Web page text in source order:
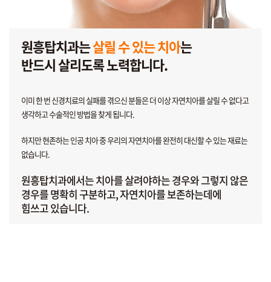
원흥탑치과는살릴 수 있는 치아는
반드시 살리도록 노력합니다.
이미 한 번 신경치료의 실패를 겪으신 분들은더 이상 자연치아를 살릴 수 없다고
생각하고수술적인 방법을 찾게 됩니다.
하지만 현존하는 인공 치아 중 우리의 자연치아를완전히 대신할 수 있는 재료는
없습니다.
원흥탑치과에서는 치아를 살려야하는 경우와 그렇지 않은
경우를명확히 구분하고, 자연치아를 보존하는데에
힘쓰고 있습니다.